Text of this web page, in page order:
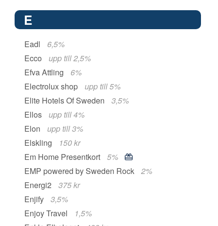
E
Eadl
6,5%
Ecco
upp till 2,5%
Efva Attling
6%
Electrolux shop
upp till 5%
Elite Hotels Of Sweden
3,5%
Ellos
upp till 4%
Elon
upp till 3%
Elskling
150 kr
Em Home Presentkort
5%
EMP powered by Sweden Rock
2%
Energi2
375 kr
Enjify
3,5%
Enjoy Travel
1,5%